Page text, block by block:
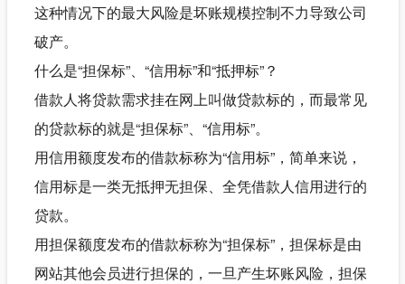
这种情况下的最大风险是坏账规模控制不力导致公司
破产。
什么是“担保标”、“信用标”和“抵押标”？
借款人将贷款需求挂在网上叫做贷款标的，而最常见
的贷款标的就是“担保标”、“信用标”。
用信用额度发布的借款标称为“信用标”，简单来说，
信用标是一类无抵押无担保、全凭借款人信用进行的
贷款。
用担保额度发布的借款标称为“担保标”，担保标是由
网站其他会员进行担保的，一旦产生坏账风险，担保